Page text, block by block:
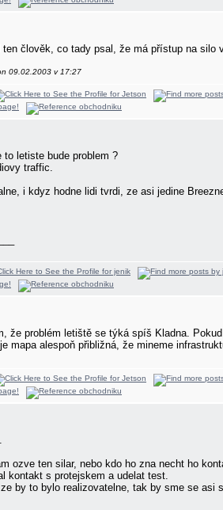
ten člověk, co tady psal, že má přístup na silo
09.02.2003 v 17:27
letiste bude problem ?
traffic.
i kdyz hodne lidi tvrdi, ze asi jedine
že problém letiště se týká spíš Kladna.
mapa alespoň přibližná, že mineme
ozve ten silar, nebo kdo ho zna necht ho
kontakt s protejskem a udelat test.
by to bylo realizovatelne, tak by sme se